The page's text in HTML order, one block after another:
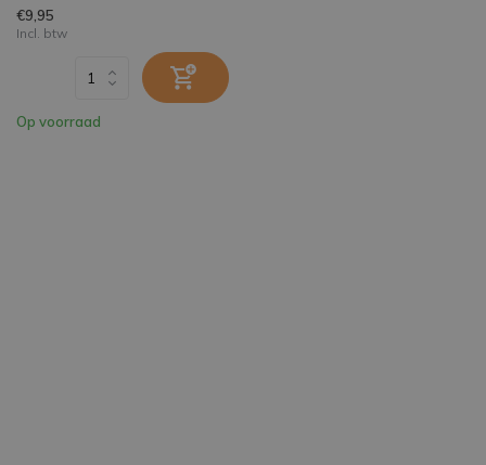
€9,95
Incl. btw
Op voorraad